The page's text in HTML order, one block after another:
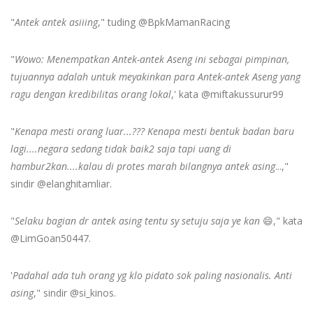
"Antek antek asiiing," tuding @BpkMamanRacing
"Wowo: Menempatkan Antek-antek Aseng ini sebagai pimpinan,
tujuannya adalah untuk meyakinkan para Antek-antek Aseng yang
ragu dengan kredibilitas orang lokal,' kata @miftakussurur99
"Kenapa mesti orang luar...??? Kenapa mesti bentuk badan baru
lagi....negara sedang tidak baik2 saja tapi uang di
hambur2kan....kalau di protes marah bilangnya antek asing...,"
sindir @elanghitamliar.
"Selaku bagian dr antek asing tentu sy setuju saja ye kan 😄," kata
@LimGoan50447.
'Padahal ada tuh orang yg klo pidato sok paling nasionalis. Anti
asing," sindir @si_kinos.